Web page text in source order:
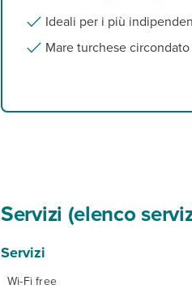
Ideali per i più
Mare turchese
Servizi (elenco
Servizi
Wi-Fi free